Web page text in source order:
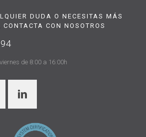
DUDA O NECESITAS MÁS
CON NOSOTROS
de 8:00 a 16:00h